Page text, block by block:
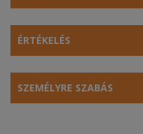
ÉRTÉKELÉS
SZEMÉLYRE SZABÁS